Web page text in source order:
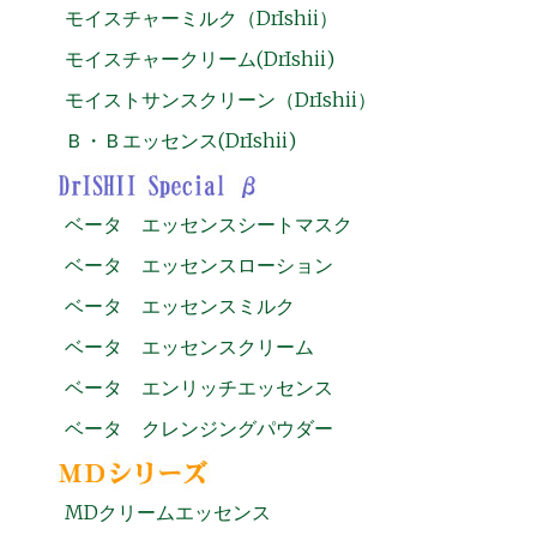
モイスチャーミルク（DrIshii）
モイスチャークリーム(DrIshii)
モイストサンスクリーン（DrIshii）
Ｂ・Ｂエッセンス(DrIshii)
ベータ エッセンスシートマスク
ベータ エッセンスローション
ベータ エッセンスミルク
ベータ エッセンスクリーム
ベータ エンリッチエッセンス
ベータ クレンジングパウダー
MDクリームエッセンス